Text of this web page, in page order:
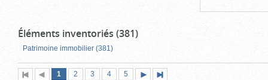
Éléments inventoriés (381)
Patrimoine immobilier (381)
PremièrePage
Page
1 (pagePage
2 Page
3 Page
4 Page
5